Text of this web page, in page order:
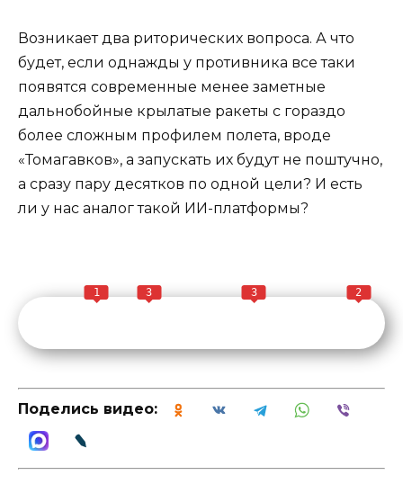
Возникает два риторических вопроса. А что
будет, если однажды у противника все таки
появятся современные менее заметные
дальнобойные крылатые ракеты с гораздо
более сложным профилем полета, вроде
«Томагавков», а запускать их будут не поштучно,
а сразу пару десятков по одной цели? И есть
ли у нас аналог такой ИИ-платформы?
1 3 3 2
Поделись видео: